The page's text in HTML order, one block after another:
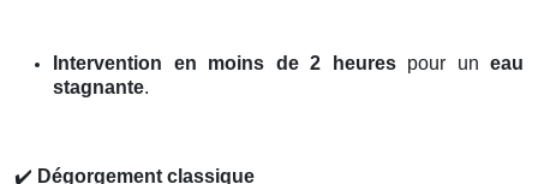
Intervention en moins de 2 heurespour un eau
stagnante.
✔️ Dégorgement classique